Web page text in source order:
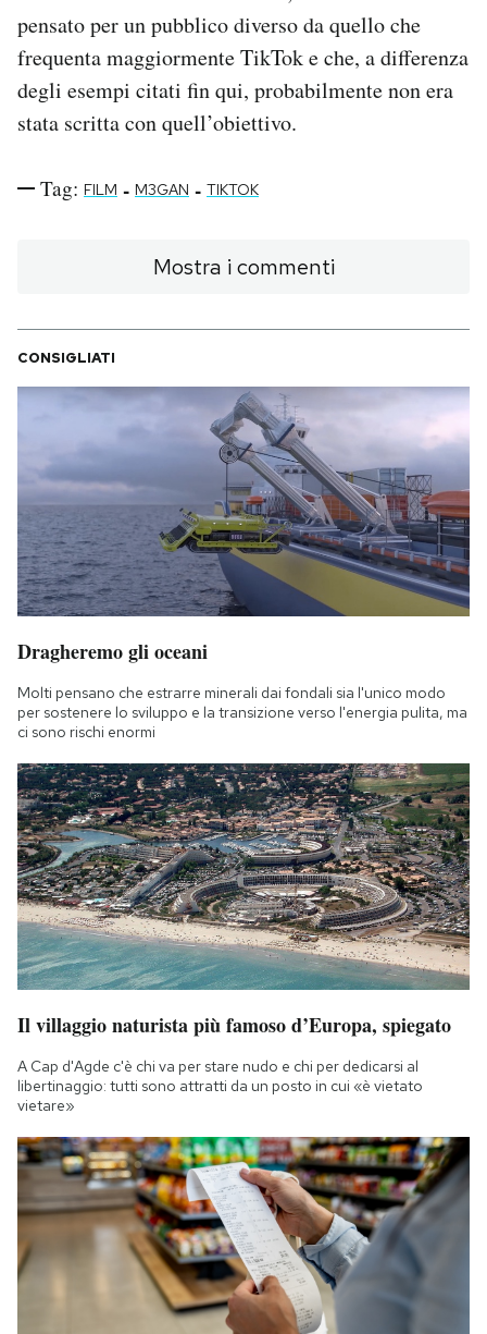
pensato per un pubblico diverso da quello che
frequenta maggiormente TikTok e che, a differenza
degli esempi citati fin qui, probabilmente non era
stata scritta con quell’obiettivo.
Tag: FILM - M3GAN - TIKTOK
Mostra i commenti
CONSIGLIATI
Dragheremo gli oceani
Molti pensano che estrarre minerali dai fondali sia l'unico modo
per sostenere lo sviluppo e la transizione verso l'energia pulita, ma
ci sono rischi enormi
Il villaggio naturista più famoso d’Europa, spiegato
A Cap d'Agde c'è chi va per stare nudo e chi per dedicarsi al
libertinaggio: tutti sono attratti da un posto in cui «è vietato
vietare»